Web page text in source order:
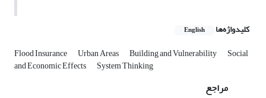
کلیدواژه‌ها English
Flood Insurance Urban Areas Building and Vulnerability Social
and Economic Effects System Thinking
مراجع